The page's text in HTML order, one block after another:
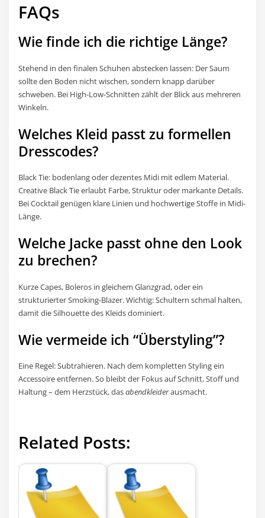
FAQs
Wie finde ich die richtige Länge?
Stehend in den finalen Schuhen abstecken lassen: Der Saum
sollte den Boden nicht wischen, sondern knapp darüber
schweben. Bei High-Low-Schnitten zählt der Blick aus mehreren
Winkeln.
Welches Kleid passt zu formellen
Dresscodes?
Black Tie: bodenlang oder dezentes Midi mit edlem Material.
Creative Black Tie erlaubt Farbe, Struktur oder markante Details.
Bei Cocktail genügen klare Linien und hochwertige Stoffe in Midi-
Länge.
Welche Jacke passt ohne den Look
zu brechen?
Kurze Capes, Boleros in gleichem Glanzgrad, oder ein
strukturierter Smoking-Blazer. Wichtig: Schultern schmal halten,
damit die Silhouette des Kleids dominiert.
Wie vermeide ich “Überstyling”?
Eine Regel: Subtrahieren. Nach dem kompletten Styling ein
Accessoire entfernen. So bleibt der Fokus auf Schnitt, Stoff und
Haltung – dem Herzstück, dasabendkleiderausmacht.
Related Posts: